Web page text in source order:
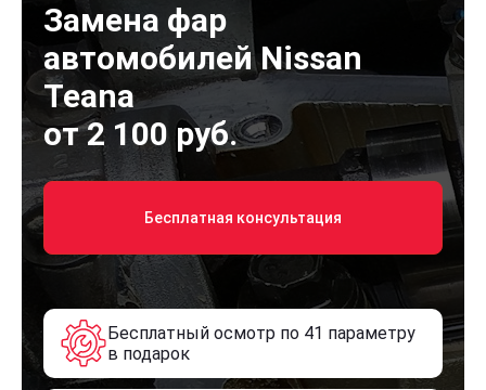
Замена фар
автомобилей Nissan
Teana
от 2 100 руб.
Бесплатная консультация
Бесплатный осмотр по 41 параметру
в подарок